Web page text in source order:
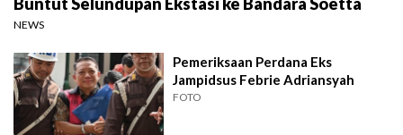
NEWS
Pemeriksaan Perdana Eks
Jampidsus Febrie Adriansyah
FOTO